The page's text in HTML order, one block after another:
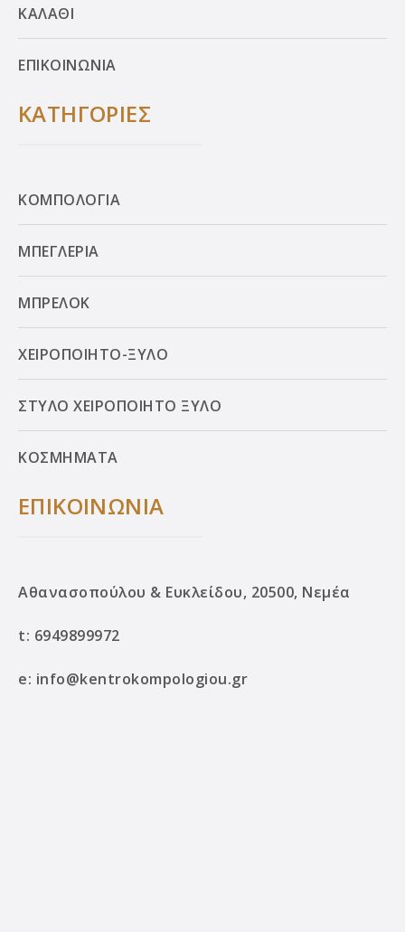
ΚΑΛΑΘΙ
ΕΠΙΚΟΙΝΩΝΙΑ
ΚΑΤΗΓΟΡΙΕΣ
ΚΟΜΠΟΛΟΓΙΑ
ΜΠΕΓΛΕΡΙΑ
ΜΠΡΕΛΟΚ
ΧΕΙΡΟΠΟΙΗΤΟ-ΞΥΛΟ
ΣΤΥΛΟ ΧΕΙΡΟΠΟΙΗΤΟ ΞΥΛΟ
ΚΟΣΜΗΜΑΤΑ
ΕΠΙΚΟΙΝΩΝΙΑ
Αθανασοπούλου & Ευκλείδου, 20500, Νεμέα
t: 6949899972
e: info@kentrokompologiou.gr